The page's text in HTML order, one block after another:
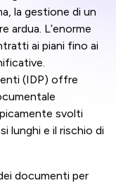
la gestione di un
ardua. L’enorme
ai piani fino ai
(IDP) offre
svolti
lunghi e il rischio di
documenti per